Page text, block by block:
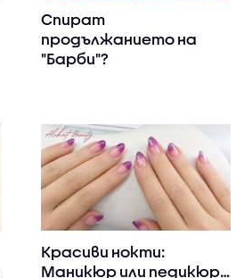
Спират
продължанието на
"Барби"?
Красиви нокти:
Маникюр или педикюр